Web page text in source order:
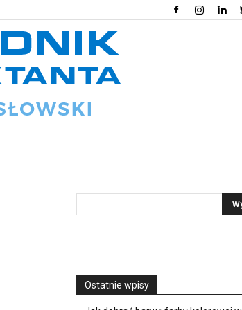
Ostatnie wpisy